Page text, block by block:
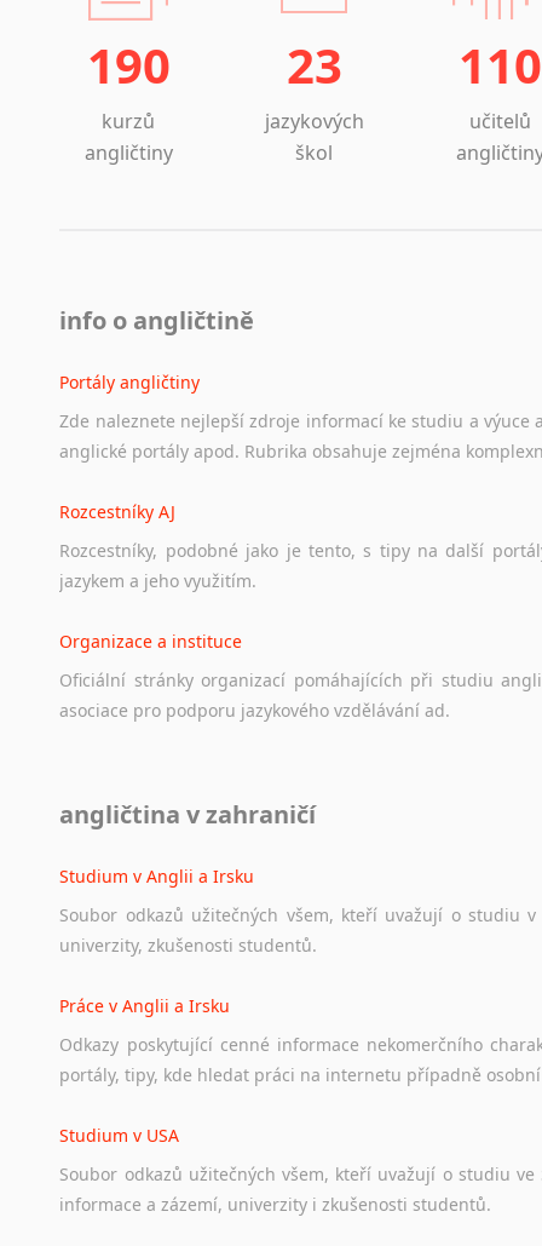
190
kurzů
angličtiny
23
jazykových
škol
110
učitelů
info o angličtině
Portály angličtiny
Zde naleznete nejlepší zdroje informací ke studiu a výuce
anglické portály apod. Rubrika obsahuje zejména
Rozcestníky AJ
Rozcestníky, podobné jako je tento, s tipy na další
jazykem a jeho využitím.
Organizace a instituce
Oficiální stránky organizací pomáhajících při studiu
asociace pro podporu jazykového vzdělávání ad.
Ať už se jedná o česká diskusní
angličtina v zahraničí
Studium v Anglii a Irsku
Soubor odkazů užitečných všem, kteří uvažují o studiu v
univerzity, zkušenosti studentů.
Práce v Anglii a Irsku
Odkazy poskytující cenné informace nekomerčního
portály, tipy, kde hledat práci na internetu případně osobní
Studium v USA
Soubor odkazů užitečných všem, kteří uvažují o studiu ve
informace a zázemí, univerzity i zkušenosti studentů.